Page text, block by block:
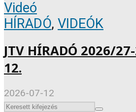
Videó
HÍRADÓ, VIDEÓK
JTV HÍRADÓ 2026/
12.
2026-07-12